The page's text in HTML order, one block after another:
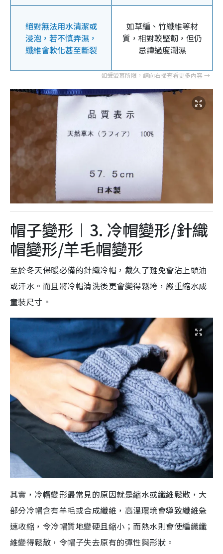
絕對無法用水清潔或
浸泡，若不慎弄濕，
纖維會軟化甚至斷裂
如草編、竹纖維等材
質，相對較堅韌，但仍
忌諱過度潮濕
帽子變形︱3. 冷帽變形/針織
帽變形/羊毛帽變形
至於冬天保暖必備的針織冷帽，戴久了難免會沾上頭油
或汗水。而且將冷帽清洗後更會變得鬆垮，嚴重縮水成
童裝尺寸。
其實，冷帽變形最常見的原因就是縮水或纖維鬆散，大
部分冷帽含有羊毛或合成纖維，高溫環境會導致纖維急
速收縮，令冷帽質地變硬且縮小；而熱水則會使編織纖
維變得鬆散，令帽子失去原有的彈性與形狀。